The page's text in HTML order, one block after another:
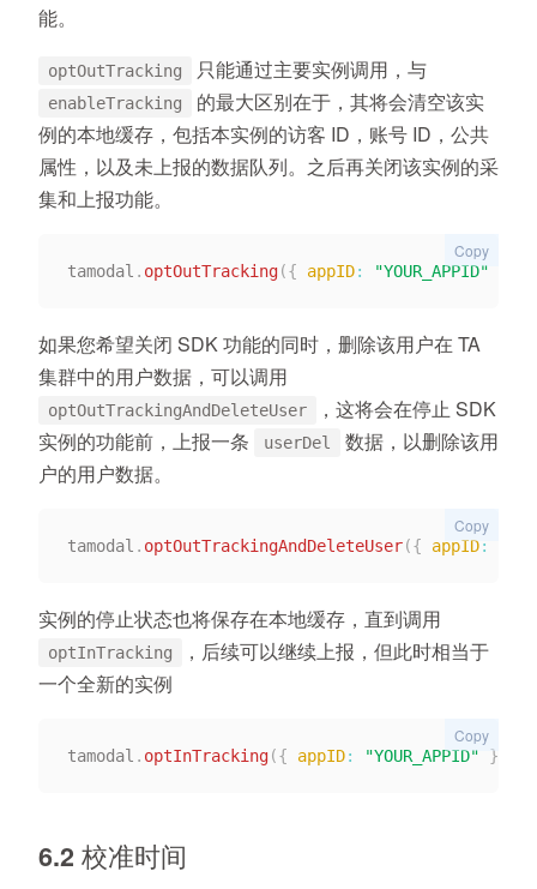
能。
optOutTracking 只能通过主要实例调用，与
enableTracking
的最大区别在于，其将会清空该实
例的本地缓存，包括本实例的访客 ID，账号 ID，公共
属性，以及未上报的数据队列。之后再关闭该实例的采
集和上报功能。
tamodal . optOutTracking({ appID: "YOUR_APPID"
Copy
如果您希望关闭 SDK 功能的同时，删除该用户在 TA
集群中的用户数据，可以调用
optOutTrackingAndDeleteUser
，这将会在停止 SDK
实例的功能前，上报一条
userDel
数据，以删除该用
户的用户数据。
tamodal . optOutTrackingAndDeleteUser({ appID:
Copy
实例的停止状态也将保存在本地缓存，直到调用
optInTracking
，后续可以继续上报，但此时相当于
一个全新的实例
tamodal . optInTracking({ appID: "YOUR_APPID" }
Copy
6.2 校准时间